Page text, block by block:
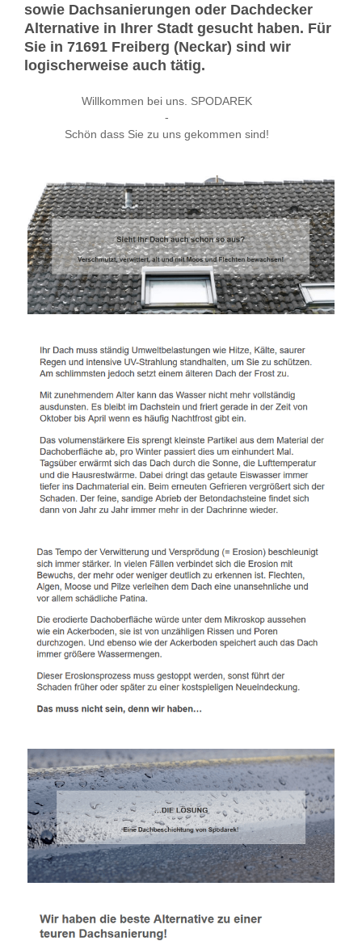
sowie Dachsanierungen oder Dachdecker
Alternative in Ihrer Stadt gesucht haben. Für
Sie in 71691 Freiberg (Neckar) sind wir
logischerweise auch tätig.
Willkommen bei uns. SPODAREK
-
Schön dass Sie zu uns gekommen sind!